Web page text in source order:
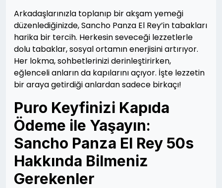
Arkadaşlarınızla toplanıp bir akşam yemeği
düzenlediğinizde, Sancho Panza El Rey’in tabakları
harika bir tercih. Herkesin seveceği lezzetlerle
dolu tabaklar, sosyal ortamın enerjisini artırıyor.
Her lokma, sohbetlerinizi derinleştirirken,
eğlenceli anların da kapılarını açıyor. İşte lezzetin
bir araya getirdiği anlardan sadece birkaçı!
Puro Keyfinizi Kapıda
Ödeme ile Yaşayın:
Sancho Panza El Rey 50s
Hakkında Bilmeniz
Gerekenler